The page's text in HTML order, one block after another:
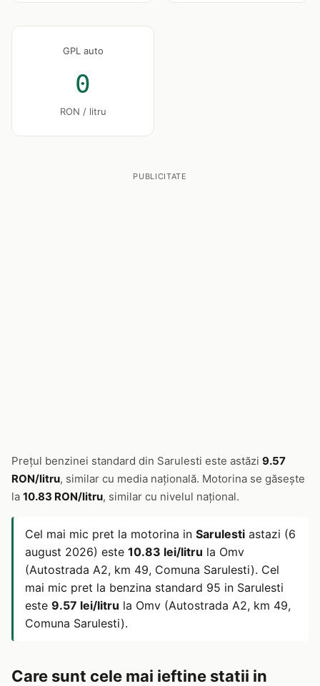
GPL auto
0
RON / litru
PUBLICITATE
Prețul benzinei standard din Sarulesti este astăzi 9.57
RON/litru, similar cu media națională. Motorina se găsește
la 10.83 RON/litru, similar cu nivelul național.
Cel mai mic pret la motorina in Sarulesti astazi (6
august 2026) este 10.83 lei/litru la Omv
(Autostrada A2, km 49, Comuna Sarulesti). Cel
mai mic pret la benzina standard 95 in Sarulesti
este 9.57 lei/litru la Omv (Autostrada A2, km 49,
Comuna Sarulesti).
Care sunt cele mai ieftine statii in